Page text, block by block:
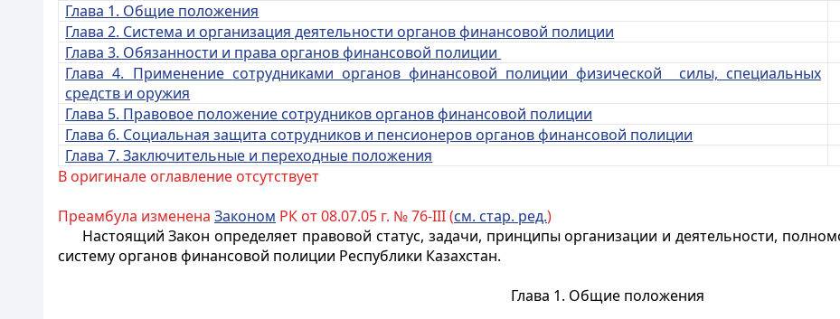
Глава 1. Общие положения
Глава 2. Система и организация деятельности органов финансовой полиции
Глава 3. Обязанности и права органов финансовой полиции
Глава 4. Применение сотрудниками органов финансовой полиции физической силы, специальных
средств и оружия
Глава 5. Правовое положение сотрудников органов финансовой полиции
Глава 6. Социальная защита сотрудников и пенсионеров органов финансовой полиции
Глава 7.Заключительные и переходные положения
В оригинале оглавление отсутствует
Преамбула изменена Законом РК от 08.07.05 г. № 76-III (см. стар. ред.)
Настоящий Закон определяет правовой статус, задачи, принципы организации и деятельности,
систему органов финансовой полиции Республики Казахстан.
Глава 1. Общие положения